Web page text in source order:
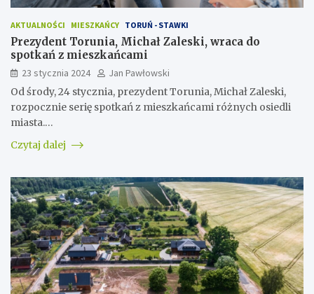
AKTUALNOŚCI MIESZKAŃCY TORUŃ - STAWKI
Prezydent Torunia, Michał Zaleski, wraca do
spotkań z mieszkańcami
23 stycznia 2024
Jan Pawłowski
Od środy, 24 stycznia, prezydent Torunia, Michał Zaleski,
rozpocznie serię spotkań z mieszkańcami różnych osiedli
miasta.…
Czytaj dalej